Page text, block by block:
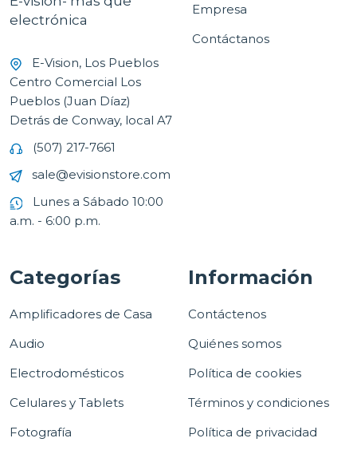
electrónica
E-Vision, Los Pueblos
Centro Comercial Los
Pueblos (Juan Díaz)
Detrás de Conway, local A7
(507) 217-7661
sale@evisionstore.com
Lunes a Sábado 10:00
a.m. - 6:00 p.m.
Empresa
Contáctanos
Categorías
Amplificadores de Casa
Audio
Electrodomésticos
Celulares y Tablets
Fotografía
Información
Contáctenos
Quiénes somos
Política de cookies
Términos y condiciones
Política de privacidad